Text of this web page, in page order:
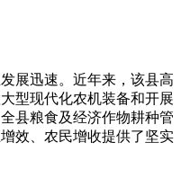
展迅速。近年来，该县高
型现代化农机装备和开展
县粮食及经济作物耕种管
效、农民增收提供了坚实